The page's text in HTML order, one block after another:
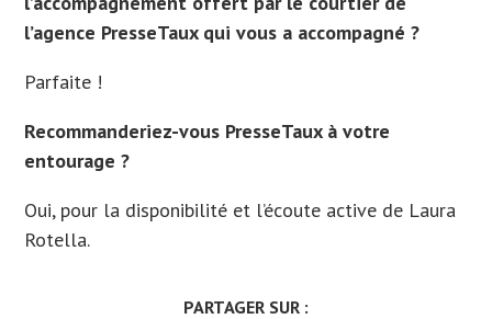
l’agence PresseTaux qui vous a accompagné ?
Parfaite !
Recommanderiez-vous PresseTaux à votre
entourage ?
Oui, pour la disponibilité et l’écoute active de Laura
Rotella.